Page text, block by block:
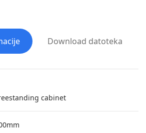
Download datoteka
cabinet